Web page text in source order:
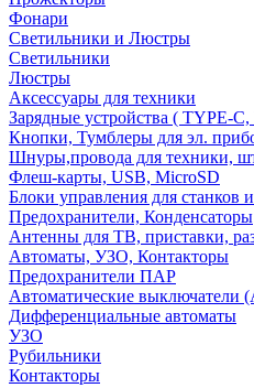
Фонари
Светильники и Люстры
Светильники
Люстры
Аксессуары для техники
Зарядные устройства ( TYPE-
Кнопки, Тумблеры для эл.
Шнуры,провода для техники,
Флеш-карты, USB, MicroSD
Блоки управления для станков
Предохранители, Конденсаторы
Антенны для ТВ, приставки,
Автоматы, УЗО, Контакторы
Предохранители ПАР
Автоматические выключатели
Дифференциальные автоматы
УЗО
Рубильники
Контакторы